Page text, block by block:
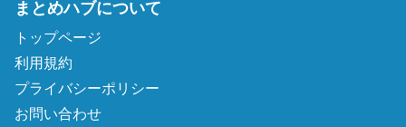
まとめハブについて
トップページ
利用規約
プライバシーポリシー
お問い合わせ